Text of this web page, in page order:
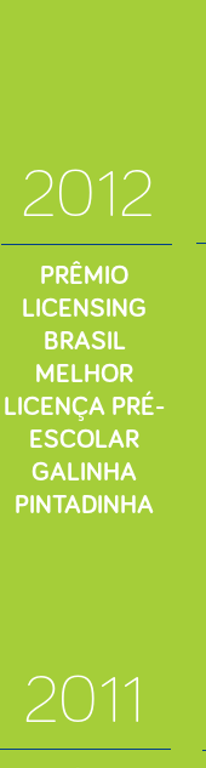
2012
PRÊMIO
LICENSING
BRASIL
MELHOR
LICENÇA PRÉ-
ESCOLAR
GALINHA
PINTADINHA
2011